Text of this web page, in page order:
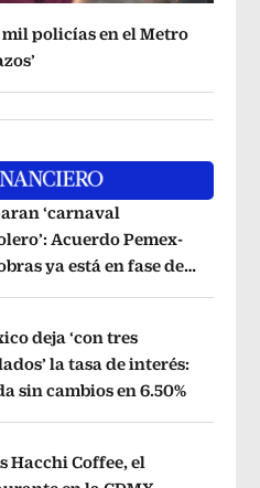
mil policías en el Metro
‘carnaval
Acuerdo Pemex-
ya está en fase de
deja ‘con tres
la tasa de interés:
sin cambios en 6.50%Opens
Hacchi Coffee, el